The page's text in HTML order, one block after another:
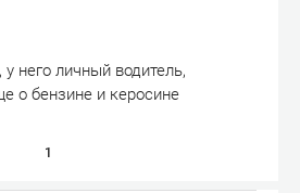
него личный водитель,
о бензине и керосине
1